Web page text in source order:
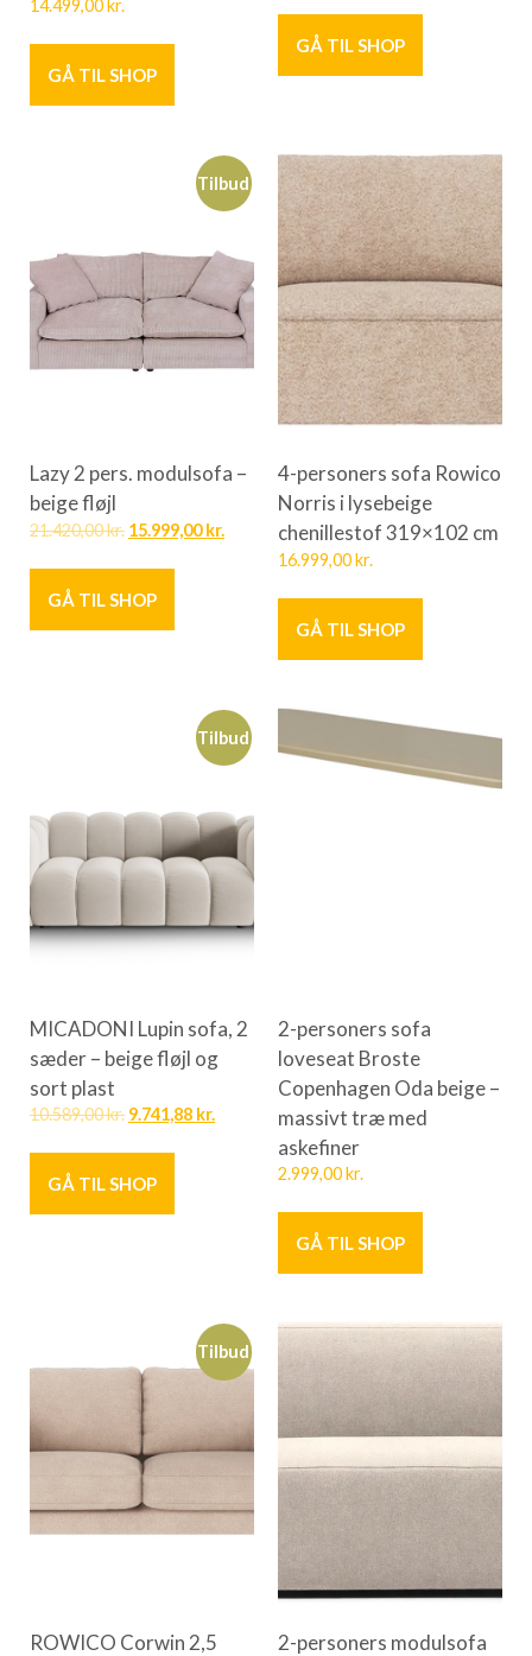
14.499,00kr.
GÅ TIL SHOP
GÅ TIL SHOP
Tilbud
Lazy 2 pers. modulsofa –
beige fløjl
21.420,00kr. 15.999,00kr.
GÅ TIL SHOP
4-personers sofa Rowico
Norris i lysebeige
chenillestof 319×102 cm
16.999,00kr.
GÅ TIL SHOP
Tilbud
MICADONI Lupin sofa, 2
sæder – beige fløjl og
sort plast
10.589,00kr. 9.741,88 kr.
GÅ TIL SHOP
2-personers sofa
loveseat Broste
Copenhagen Oda beige –
massivt træ med
askefiner
2.999,00kr.
GÅ TIL SHOP
Tilbud
ROWICO Corwin 2,5
2-personers modulsofa